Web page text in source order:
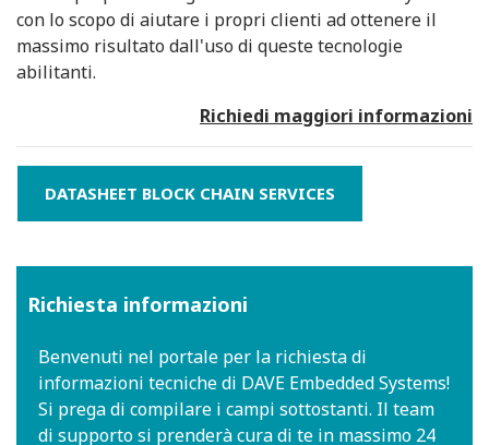
con lo scopo di aiutare i propri clienti ad ottenere il
massimo risultato dall'uso di queste tecnologie
abilitanti.
Richiedi maggiori informazioni
DATASHEET BLOCK CHAIN SERVICES
Richiesta informazioni
Benvenuti nel portale per la richiesta di
informazioni tecniche di DAVE Embedded Systems!
Si prega di compilare i campi sottostanti. Il team
di supporto si prenderà cura di te in massimo 24